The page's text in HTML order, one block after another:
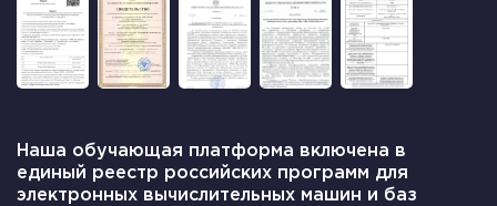
Наша обучающая платформа включена в
единый реестр российских программ для
электронных вычислительных машин и баз